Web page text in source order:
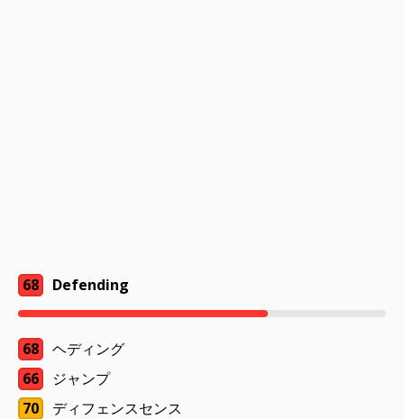
68 Defending
68
ヘディング
66
ジャンプ
70
ディフェンスセンス